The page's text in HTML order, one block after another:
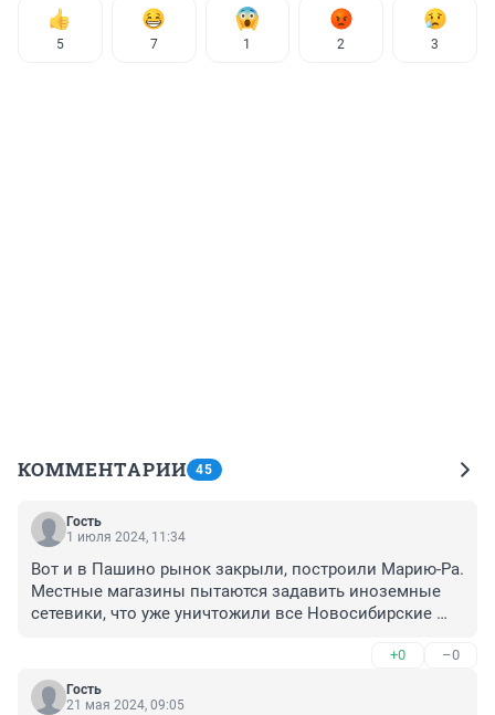
5 7 1 2 3
КОММЕНТАРИИ 45
Гость
1 июля 2024, 11:34
Вот и в Пашино рынок закрыли, построили Марию-Ра.
Местные магазины пытаются задавить иноземные
сетевики, что уже уничтожили все Новосибирские
продукцию местную стараються не реализтвыватб.
Своё везут.
+0 –0
Гость
21 мая 2024, 09:05